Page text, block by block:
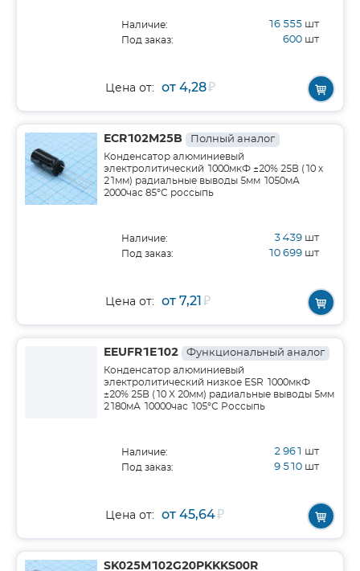
Наличие: 16 555 шт
Под заказ: 600 шт
Цена от: от 4,28₽
ECR102M25B Полный аналог
Конденсатор алюминиевый
электролитический 1000мкФ ±20% 25В (10 х
21мм) радиальные выводы 5мм 1050мА
2000час 85°С россыпь
Наличие: 3 439 шт
Под заказ: 10 699 шт
Цена от: от 7,21₽
EEUFR1E102 Функциональный аналог
Конденсатор алюминиевый
электролитический низкое ESR 1000мкФ
±20% 25В (10 X 20мм) радиальные выводы 5мм
2180мА 10000час 105°С Россыпь
Наличие: 2 961 шт
Под заказ: 9 510 шт
Цена от: от 45,64₽
SK025M102G20PKKKS00R